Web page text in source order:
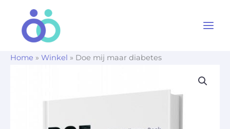
Home » Winkel » Doe mij maar diabetes